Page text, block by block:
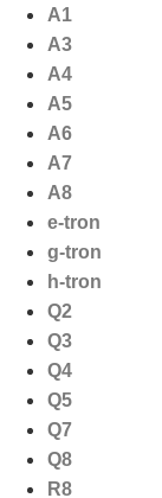
naar
inhoud
A1
A3
A4
A5
A6
A7
A8
e-tron
g-tron
h-tron
Q2
Q3
Q4
Q5
Q7
Q8
R8